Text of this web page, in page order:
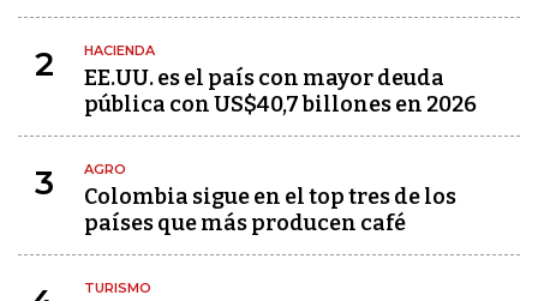
2 HACIENDA
EE.UU. es el país con mayor deuda
pública con US$40,7 billones en 2026
3 AGRO
Colombia sigue en el top tres de los
países que más producen café
TURISMO